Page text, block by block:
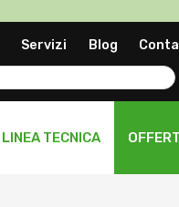
Servizi Blog
LINEA TECNICA